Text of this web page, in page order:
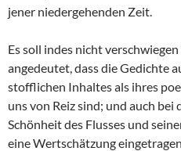
jener niedergehenden Zeit.
Es soll indes nicht
angedeutet, dass die Gedichte
stofflichen Inhaltes als ihres
uns von Reiz sind; und auch bei
Schönheit des Flusses und
eine Wertschätzung